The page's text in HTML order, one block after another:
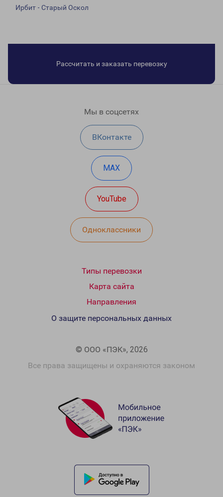
Ирбит - Старый Оскол
Рассчитать и заказать перевозку
Мы в соцсетях
ВКонтакте
MAX
YouTube
Одноклассники
Типы перевозки
Карта сайта
Направления
© ООО «ПЭК», 2026
Все права защищены и охраняются законом
О защите персональных данных